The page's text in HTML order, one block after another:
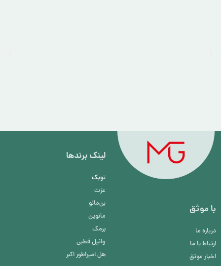
با موثق
درباره ما
ارتباط با ما
اخبار موثق
لینک برند‌ها
توبک
عزت
بن‌مانو
مانوین
برمک
وانیل قطبی
هل امپراطور اکبر